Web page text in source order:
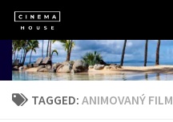
Skip to content
TAGGED: ANIMOVANÝ FILM